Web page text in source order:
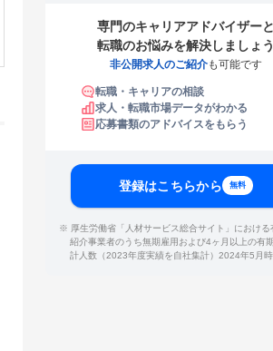
専門のキャリアアドバイザーと
転職のお悩みを解決しましょう
非公開求人のご紹介も可能です
転職・キャリアの相談
求人・転職市場データがわかる
応募書類のアドバイスをもらう
登録はこちらから 無料
※ 厚生労働省「人材サービス総合サイト」における
紹介事業者のうち無期雇用および4ヶ月以上の有
計人数（2023年度実績を自社集計）2024年5月